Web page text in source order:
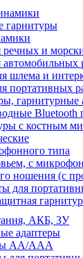
гарнитуры
речных и
автомобильных
шлема и
портативных
гарнитурные
Bluetooth
с костным
типа
с
ношения (с
для
АКБ, ЗУ
адаптеры
АА/ААА